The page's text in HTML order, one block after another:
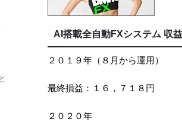
AI搭載全自動FXシステム 収
２０１９年（８月から運用）
最終損益：１６，７１８円
２０２０年